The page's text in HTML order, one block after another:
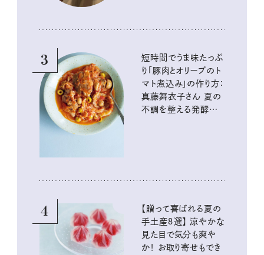
3
短時間でうま味たっぷ
り「豚肉とオリーブのト
マト煮込み」の作り方：
真藤舞衣子さん 夏の
不調を整える発酵レ
4
【贈って喜ばれる夏の
手土産８選】 涼やかな
見た目で気分も爽や
か！ お取り寄せもでき